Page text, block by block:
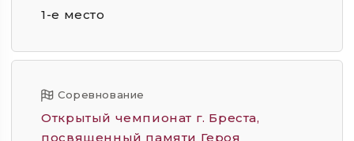
1-е место
Соревнование
Открытый чемпионат г. Бреста,
посвященный памяти Героя